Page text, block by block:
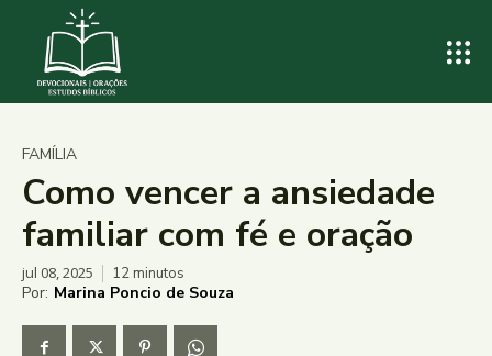
FAMÍLIA
Como vencer a ansiedade
familiar com fé e oração
jul 08, 2025 12minutos
Por: Marina Poncio de Souza